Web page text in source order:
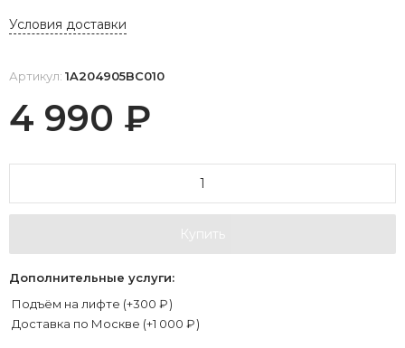
Условия доставки
Артикул: 1A204905BC010
4 990 ₽
Купить
Дополнительные услуги:
Подъём на лифте (+300 ₽)
Доставка по Москве (+1 000 ₽)